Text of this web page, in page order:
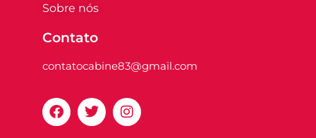
Sobre nós
Contato
contatocabine83@gmail.com